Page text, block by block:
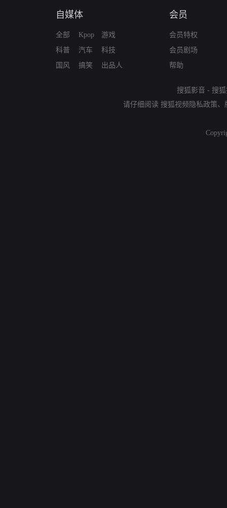
自媒体
全部
科普
国风
Kpop
汽车
搞笑
游戏
科技
出品人
会员
会员特权
会员剧场
帮助
搜狐影音 - 搜
请仔细阅读 搜狐视频隐私政策、